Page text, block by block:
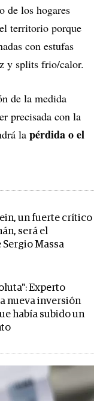
de los hogares
territorio porque
con estufas
y splits frio/calor.
de la medida
precisada con la
la pérdida o el
un fuerte crítico
será el
Massa
Experto
nueva inversión
había subido un